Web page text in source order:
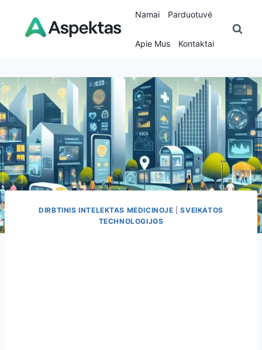
content
Namai Parduotuvė
Apie Mus Kontaktai
DIRBTINIS INTELEKTAS MEDICINOJE |SVEIKATOS
TECHNOLOGIJOS